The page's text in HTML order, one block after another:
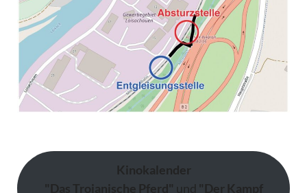
Kinokalender
"Das Trojanische Pferd" und "Der Kampf